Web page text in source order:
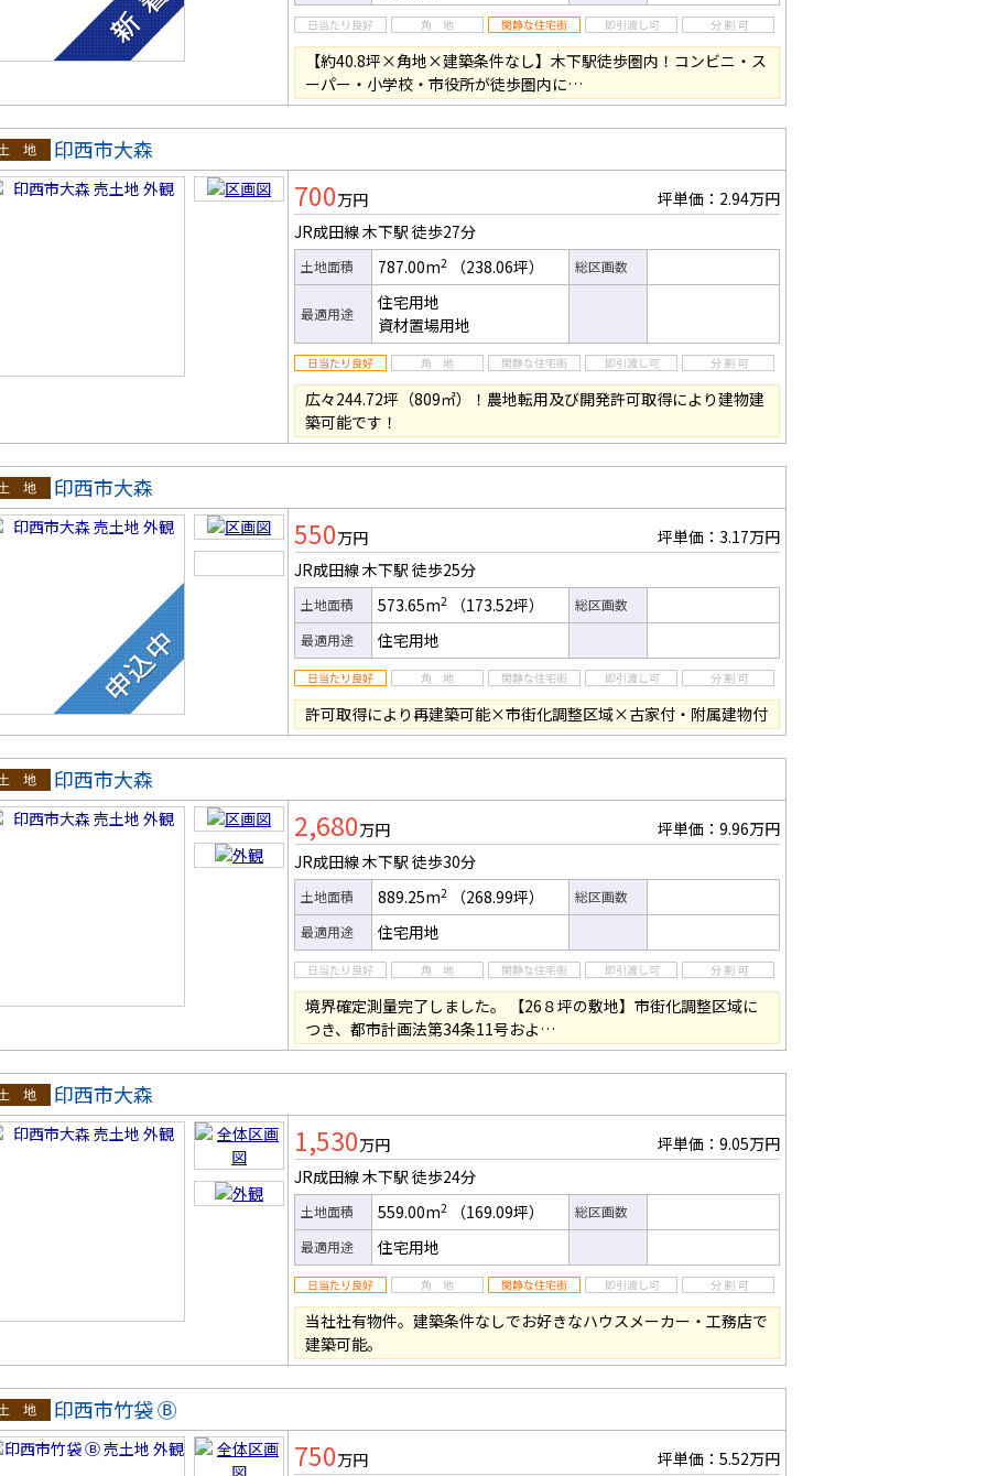
【約40.8坪×角地×建築条件なし】木下駅徒歩圏内！コンビニ・ス
ーパー・小学校・市役所が徒歩圏内に…
地
印西市大森
700万円
坪単価：2.94万円
JR成田線 木下駅 徒歩27分
土地面積 787.00m2 （238.06坪） 総区画数
最適用途
住宅用地
資材置場用地
広々244.72坪（809㎡）！農地転用及び開発許可取得により建物建
築可能です！
地
印西市大森
550万円
坪単価：3.17万円
JR成田線 木下駅 徒歩25分
土地面積 573.65m2 （173.52坪）
総区画数
最適用途
住宅用地
許可取得により再建築可能×市街化調整区域×古家付・附属建物付
地
印西市大森
2,680万円
坪単価：9.96万円
JR成田線 木下駅 徒歩30分
土地面積 889.25m2 （268.99坪）
総区画数
最適用途
住宅用地
境界確定測量完了しました。 【26８坪の敷地】市街化調整区域に
つき、都市計画法第34条11号およ…
地
印西市大森
1,530万円
坪単価：9.05万円
JR成田線 木下駅 徒歩24分
土地面積 559.00m2 （169.09坪）
総区画数
最適用途
住宅用地
当社社有物件。建築条件なしでお好きなハウスメーカー・工務店で
建築可能。
地
印西市竹袋 Ⓑ
750万円
坪単価：5.52万円